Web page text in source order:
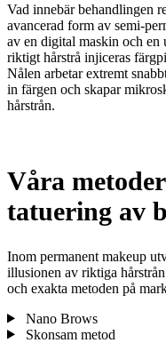
Vad innebär behandlingen
avancerad form av semi-
av en digital maskin och
riktigt hårstrå injiceras
Nålen arbetar extremt
in färgen och skapar
hårstrån.
Våra
tatuering av
Inom permanent makeup
illusionen av riktiga
och exakta metoden på
Nano Brows
Skonsam metod